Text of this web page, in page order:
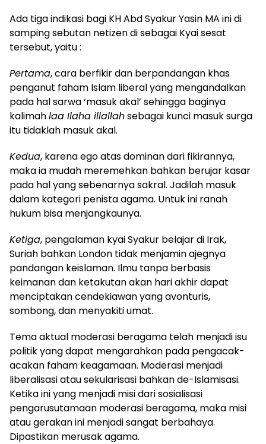
Ada tiga indikasi bagi KH Abd Syakur Yasin MA ini di
samping sebutan netizen di sebagai Kyai sesat
tersebut, yaitu :
Pertama, cara berfikir dan berpandangan khas
penganut faham Islam liberal yang mengandalkan
pada hal sarwa ‘masuk akal’ sehingga baginya
kalimahlaa Ilaha illallahsebagai kunci masuk surga
itu tidaklah masuk akal.
Kedua, karena ego atas dominan dari fikirannya,
maka ia mudah meremehkan bahkan berujar kasar
pada hal yang sebenarnya sakral. Jadilah masuk
dalam kategori penista agama. Untuk ini ranah
hukum bisa menjangkaunya.
Ketiga, pengalaman kyai Syakur belajar di Irak,
Suriah bahkan London tidak menjamin ajegnya
pandangan keislaman. Ilmu tanpa berbasis
keimanan dan ketakutan akan hari akhir dapat
menciptakan cendekiawan yang avonturis,
sombong, dan menyakiti umat.
Tema aktual moderasi beragama telah menjadi isu
politik yang dapat mengarahkan pada pengacak-
acakan faham keagamaan. Moderasi menjadi
liberalisasi atau sekularisasi bahkan de-Islamisasi.
Ketika ini yang menjadi misi dari sosialisasi
pengarusutamaan moderasi beragama, maka misi
atau gerakan ini menjadi sangat berbahaya.
Dipastikan merusak agama.